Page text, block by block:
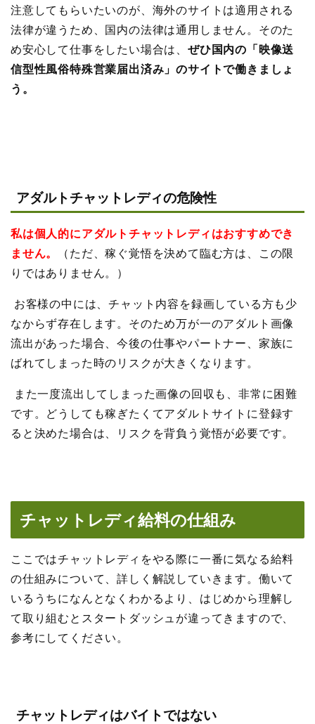
注意してもらいたいのが、海外のサイトは適用される
法律が違うため、国内の法律は通用しません。そのた
め安心して仕事をしたい場合は、 ぜひ国内の「映像送
信型性風俗特殊営業届出済み」のサイトで働きましょ
う。
アダルトチャットレディの危険性
私は個人的にアダルトチャットレディはおすすめでき
ません。
（ただ、稼ぐ覚悟を決めて臨む方は、この限
りではありません。）
お客様の中には、チャット内容を録画している方も少
なからず存在します。そのため万が一のアダルト画像
流出があった場合、今後の仕事やパートナー、家族に
ばれてしまった時のリスクが大きくなります。
また一度流出してしまった画像の回収も、非常に困難
です。どうしても稼ぎたくてアダルトサイトに登録す
ると決めた場合は、リスクを背負う覚悟が必要です。
チャットレディ給料の仕組み
ここではチャットレディをやる際に一番に気なる給料
の仕組みについて、詳しく解説していきます。働いて
いるうちになんとなくわかるより、はじめから理解し
て取り組むとスタートダッシュが違ってきますので、
参考にしてください。
チャットレディはバイトではない